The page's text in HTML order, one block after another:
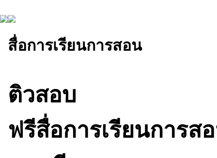
สื่อการเรียนการสอน
ติวสอบ
ฟรีสื่อการเรียนการ